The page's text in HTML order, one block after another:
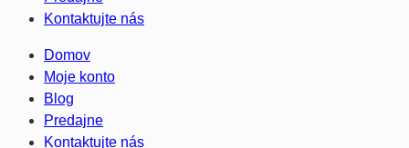
Kontaktujte nás
Domov
Moje konto
Blog
Predajne
Kontaktujte nás